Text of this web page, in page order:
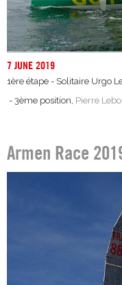
7 JUNE 2019
1ère étape - Solitaire Urgo
- 3ème position, Pierre
Armen Race